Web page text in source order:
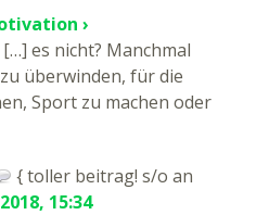
›
es nicht? Manchmal
überwinden, für die
Sport zu machen oder
{ toller beitrag! s/o an
15:34